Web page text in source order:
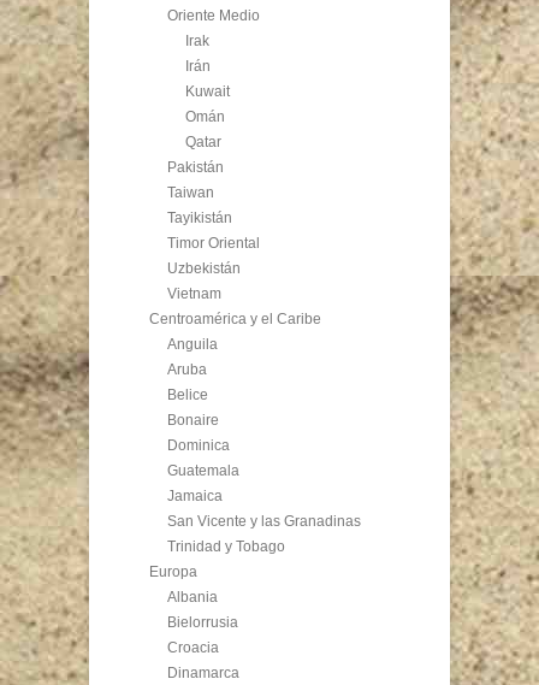
Oriente Medio
Irak
Irán
Kuwait
Omán
Qatar
Pakistán
Taiwan
Tayikistán
Timor Oriental
Uzbekistán
Vietnam
Centroamérica y el Caribe
Anguila
Aruba
Belice
Bonaire
Dominica
Guatemala
Jamaica
San Vicente y las Granadinas
Trinidad y Tobago
Europa
Albania
Bielorrusia
Croacia
Dinamarca